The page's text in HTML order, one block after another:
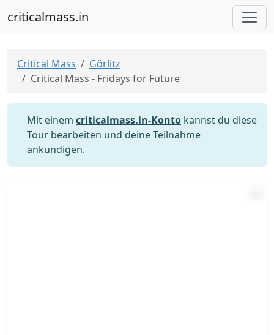
criticalmass.in
Critical Mass
Görlitz
Critical Mass - Fridays for Future
Mit einem criticalmass.in-Konto kannst du diese
Tour bearbeiten und deine Teilnahme
ankündigen.